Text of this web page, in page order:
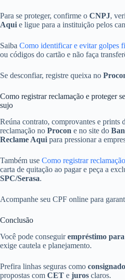
Para se proteger, confirme o CNPJ,
Aqui e ligue para a instituição pelos
Saiba Como identificar e evitar golpes
ou códigos do cartão e não faça
Se desconfiar, registre queixa no
Como registrar reclamação e proteger
sujo
Reúna contrato, comprovantes e prints
reclamação no Procon e no site do
Reclame Aqui para pressionar a
Também use Como registrar
carta de quitação ao pagar e peça a
SPC/Serasa.
Acompanhe seu CPF online para
Conclusão
Você pode conseguirempréstimo
exige cautela e planejamento.
Prefira linhas seguras como consignado
propostas com CET e juros claros.